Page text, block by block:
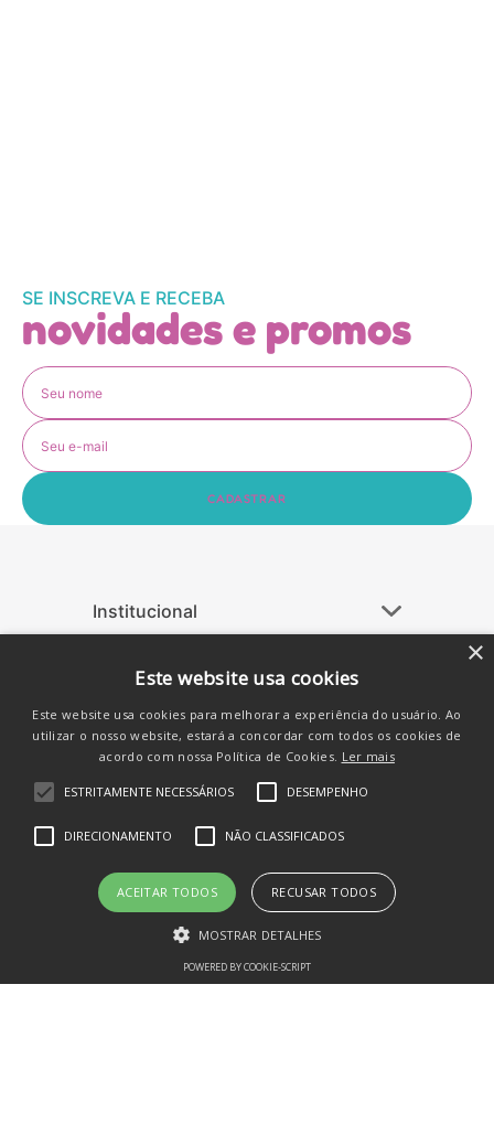
SE INSCREVA E RECEBA
novidades e promos
CADASTRAR
Institucional
+
Atendimento
Siga-nos nas Redes
×
Este website usa cookies
Este website usa cookies para melhorar a experiência do usuário. Ao
utilizar o nosso website, estará a concordar com todos os cookies de
acordo com nossa Política de Cookies. Ler mais
ESTRITAMENTE NECESSÁRIOS DESEMPENHO
DIRECIONAMENTO NÃO CLASSIFICADOS
ACEITAR TODOS RECUSAR TODOS
MOSTRAR DETALHES
POWERED BY COOKIE-SCRIPT